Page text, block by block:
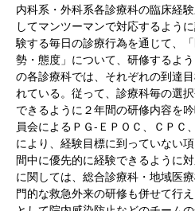
内科系・外科系各診療科の臨床経
してマンツーマンで対応するよう
験する毎日の診療行為を通じて、
勢・態度」について、研修するよ
の各診療科では、それぞれの到達
れている。従って、診療科毎の選
できるように２年間の研修内容を
員会によるＰＧ-ＥＰＯＣ、ＣＰＣ
により、経験目標に到っていない
間中に優先的に経験できるように
に関しては、総合診療科・地域医
門的な救急外来の研修も併せて行